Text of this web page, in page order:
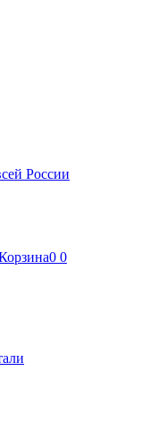
России
0 0